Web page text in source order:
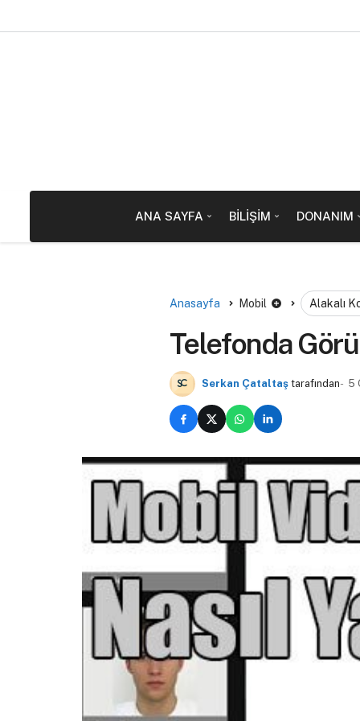
ANA SAYFA BILIŞIM DONANIM
Anasayfa Mobil Alakalı
Telefonda
Serkan Çataltaş tarafından 5